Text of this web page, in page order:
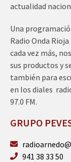
actualidad
Una
Radio Onda
cada vez más,
sus productos y
también para
en los diales
97.0 FM.
GRUPO
941 38 33 50